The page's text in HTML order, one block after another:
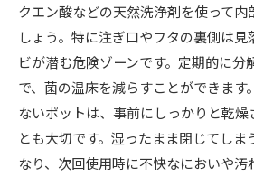
クエン酸などの天然洗浄剤を使って内
しょう。特に注ぎ口やフタの裏側は
ビが潜む危険ゾーンです。定期的に分
で、菌の温床を減らすことができます
ないポットは、事前にしっかりと乾
とも大切です。湿ったまま閉じてしま
なり、次回使用時に不快なにおいや汚